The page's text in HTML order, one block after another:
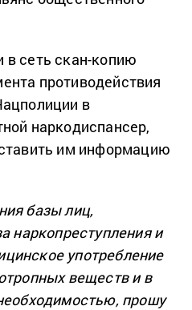
сеть скан-копию
противодействия
в
наркодиспансер,
им информацию
базы лиц,
наркопреступления и
употребление
веществ и в
прошу